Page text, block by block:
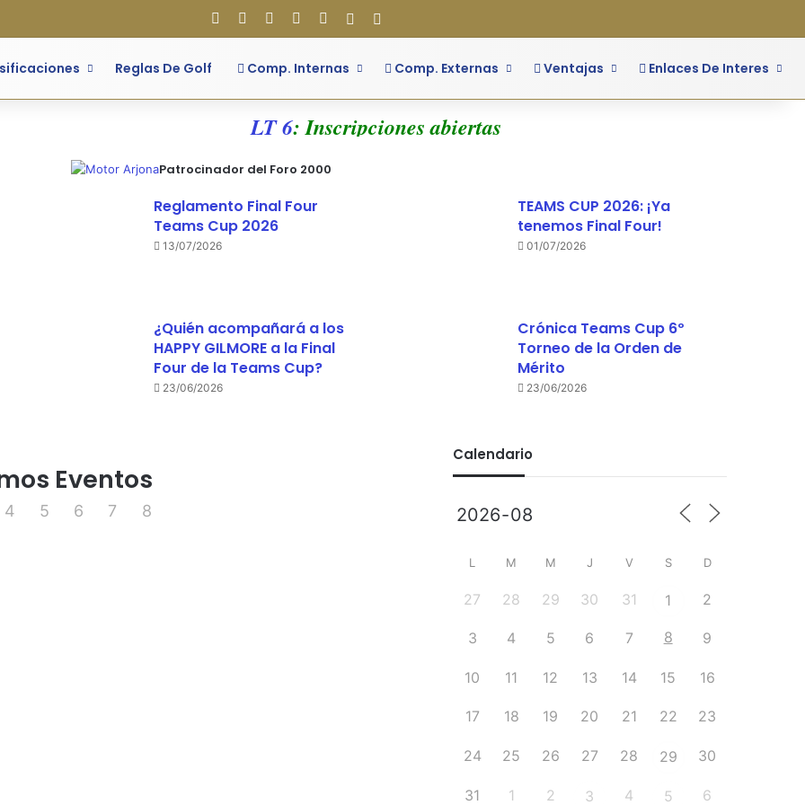
Facebook Flickr YouTubeInstagram
Acceso
Reglas De Golf Comp. Internas Comp. Externas Ventajas Enlaces De Interes
LT 6: Inscripciones abiertas
Patrocinador del Foro 2000
Reglamento Final Four
Teams Cup 2026
13/07/2026
TEAMS CUP 2026: ¡Ya
tenemos Final Four!
01/07/2026
¿Quién acompañará a los
HAPPY GILMORE a la Final
Four de la Teams Cup?
23/06/2026
Crónica Teams Cup 6º
Torneo de la Orden de
Mérito
23/06/2026
Eventos
4 5 6 7 8
Calendario
L M M J V S D
27 28 29 30 31 1 2
3 4 5 6 7 8 9
10 11 12 13 14 15 16
17 18 19 20 21 22 23
24 25 26 27 28 29 30
31 1 2 3 4 5 6